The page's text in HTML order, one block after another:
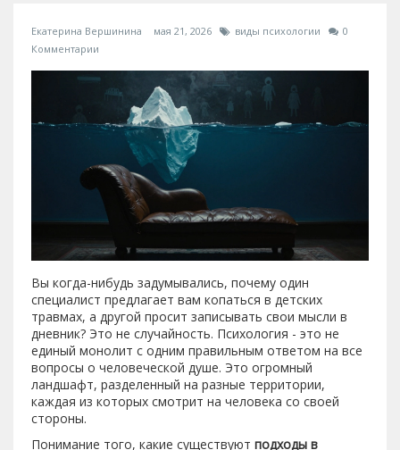
Екатерина Вершинина мая 21, 2026 виды психологии
0
Комментарии
Вы когда-нибудь задумывались, почему один
специалист предлагает вам копаться в детских
травмах, а другой просит записывать свои мысли в
дневник? Это не случайность. Психология - это не
единый монолит с одним правильным ответом на все
вопросы о человеческой душе. Это огромный
ландшафт, разделенный на разные территории,
каждая из которых смотрит на человека со своей
стороны.
Понимание того, какие существуют подходы в